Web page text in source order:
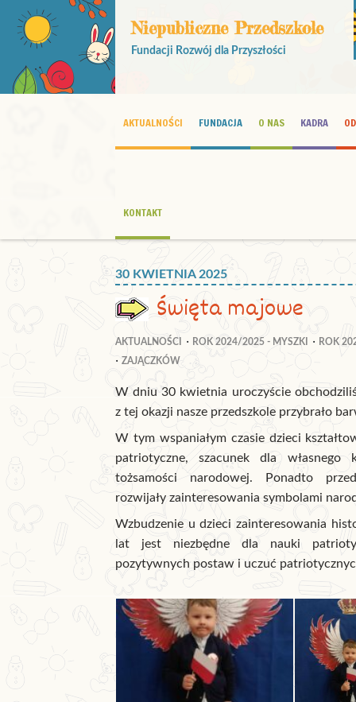
Niepubliczne Przedszkole
Fundacji Rozwój dla Przyszłości
AKTUALNOŚCI FUNDACJA O NAS KADRA
KONTAKT
30 KWIETNIA 2025
Święta majowe
AKTUALNOŚCI ROK 2024/2025 - MYSZKI
ROK
ZAJĄCZKÓW
W dniu 30 kwietnia uroczyście
z tej okazji nasze przedszkole przybrało
W tym wspaniałym czasie dzieci
patriotyczne, szacunek dla własnego
tożsamości narodowej. Ponadto
rozwijały zainteresowania symbolami
Wzbudzenie u dzieci zainteresowania
lat jest niezbędne dla nauki
pozytywnych postaw i uczuć